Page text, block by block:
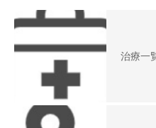
治療一